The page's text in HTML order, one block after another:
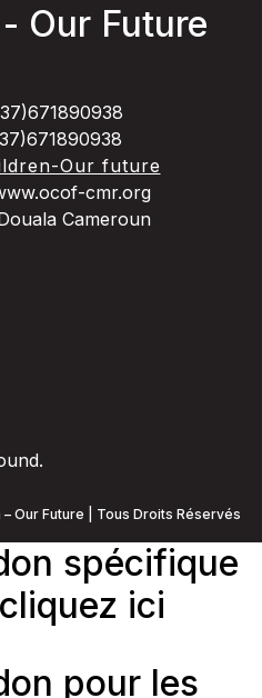
Our Future
Our future
cmr.org
Cameroun
Our Future | Tous Droits Réservés
spécifique
ici
pour les